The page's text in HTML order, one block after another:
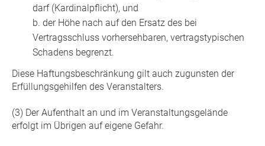
darf (Kardinalpflicht), und
b. der Höhe nach auf den Ersatz des bei
Vertragsschluss vorhersehbaren, vertragstypischen
Schadens begrenzt.
Diese Haftungsbeschränkung gilt auch zugunsten der
Erfüllungsgehilfen des Veranstalters.
(3) Der Aufenthalt an und im Veranstaltungsgelände
erfolgt im Übrigen auf eigene Gefahr.